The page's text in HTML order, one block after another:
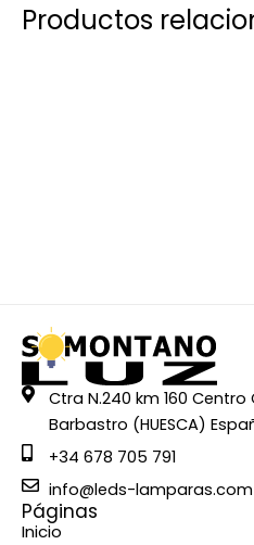
Productos
Ctra N.240 km 160
Barbastro (HUESCA)
+34 678 705 791
info@leds-lamparas.com
Páginas
Inicio